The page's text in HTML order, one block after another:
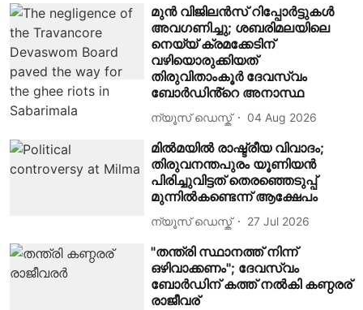
മുൻ വിജിലൻസ് റിപ്പോർട്ടുകൾ
അവഗണിച്ചു; ശബരിമലയിലെ
നെയ്യ് ക്രമക്കേടിന്
വഴിയൊരുക്കിയത്
തിരുവിതാംകൂർ ദേവസ്വം
ബോർഡിൻ്റെ അനാസ്ഥ
ന്യൂസ് ഡെസ്ക് 04 Aug 2026
മിൽമയിൽ രാഷ്ട്രീയ വിവാദം;
തിരുവനന്തപുരം യൂണിയൻ
പിരിച്ചുവിട്ടത് തെരഞ്ഞെടുപ്പ്
മുന്നിൽകണ്ടെന്ന് ആക്ഷേപം
ന്യൂസ് ഡെസ്ക് 27 Jul 2026
"തന്ത്രി സ്ഥാനത്ത് നിന്ന്
ഒഴിവാക്കണം"; ദേവസ്വം
ബോർഡിന് കത്ത് നല്‍കി കണ്ഠരര്
രാജീവര്